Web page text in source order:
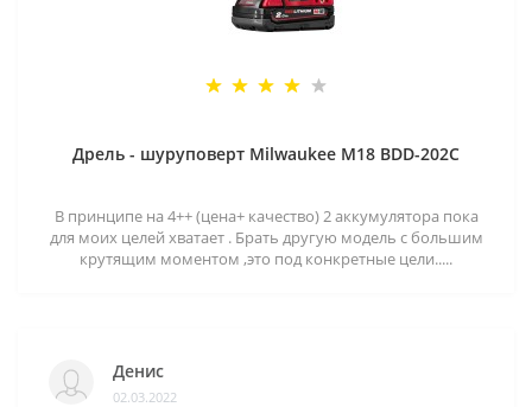
Дрель - шуруповерт Milwaukee M18 BDD-202C
В принципе на 4++ (цена+ качество) 2 аккумулятора пока
для моих целей хватает . Брать другую модель с большим
крутящим моментом ,это под конкретные цели.....
Денис
02.03.2022